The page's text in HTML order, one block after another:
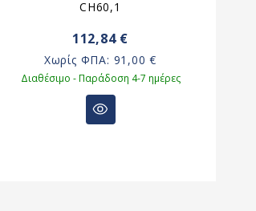
CH60,1
112,84 €
Χωρίς ΦΠΑ: 91,00 €
Διαθέσιμο - Παράδοση 4-7 ημέρες